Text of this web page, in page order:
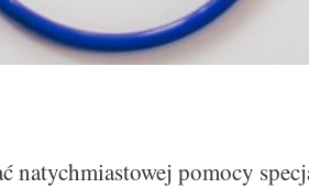
natychmiastowej pomocy